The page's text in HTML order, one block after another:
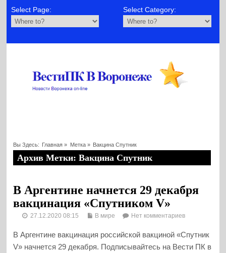
Select Page: Select Category:
Вы Здесь: Главная » Метка » Вакцина Спутник
Архив Метки: Вакцина Спутник
В Аргентине начнется 29 декабря
вакцинация «Спутником V»
27.12.2020 08:15 В мире Нет комментариев
В Аргентине вакцинация российской вакциной «Спутник
V» начнется 29 декабря. Подписывайтесь на Вести ПК в